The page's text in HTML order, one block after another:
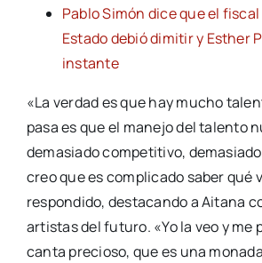
Pablo Simón dice que el
Estado debió dimitir y Esther
instante
«La verdad es que hay mucho
pasa es que el manejo del talento
demasiado competitivo,
creo que es complicado saber qué
respondido, destacando a Aitana
artistas del futuro. «Yo la veo y me
canta precioso, que es una